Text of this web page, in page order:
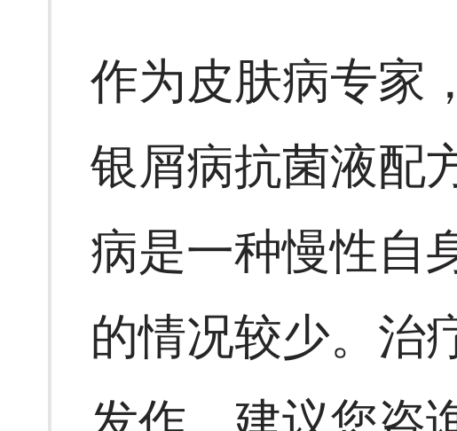
作为皮肤病专家
银屑病抗菌液配
病是一种慢性自
的情况较少。治